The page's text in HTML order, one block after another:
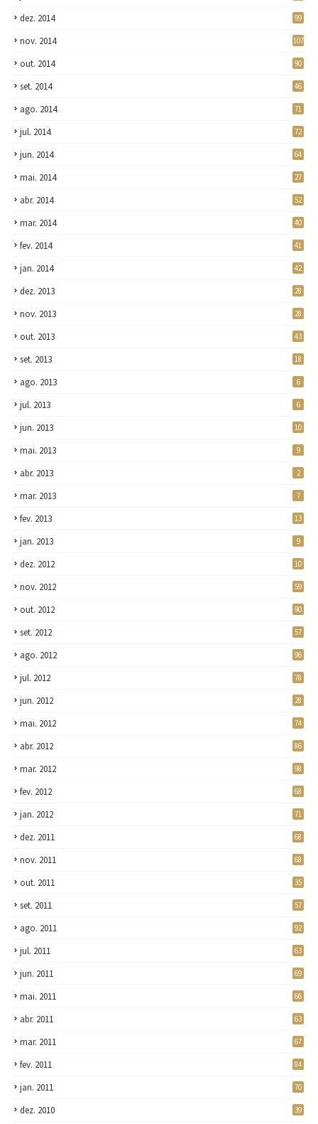
dez. 2014 99
nov. 2014 107
out. 2014 90
set. 2014 46
ago. 2014 71
jul. 2014 72
jun. 2014 64
mai. 2014 27
abr. 2014 52
mar. 2014 40
fev. 2014 41
jan. 2014 42
dez. 2013 28
nov. 2013 28
out. 2013 43
set. 2013 18
ago. 2013 6
jul. 2013 6
jun. 2013 10
mai. 2013 9
abr. 2013 2
mar. 2013 7
fev. 2013 13
jan. 2013 9
dez. 2012 10
nov. 2012 59
out. 2012 90
set. 2012 57
ago. 2012 96
jul. 2012 78
jun. 2012 28
mai. 2012 74
abr. 2012 86
mar. 2012 98
fev. 2012 68
jan. 2012 71
dez. 2011 68
nov. 2011 68
out. 2011 35
set. 2011 57
ago. 2011 92
jul. 2011 63
jun. 2011 69
mai. 2011 66
abr. 2011 63
mar. 2011 67
fev. 2011 84
jan. 2011 70
dez. 2010 39